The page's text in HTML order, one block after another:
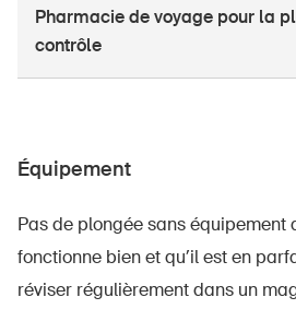
Pharmacie de voyage pour la
contrôle
Équipement
Pas de plongée sans équipement
fonctionne bien et qu’il est en
réviser régulièrement dans un